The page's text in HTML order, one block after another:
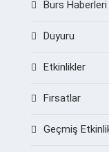
Burs Haberleri
Duyuru
Etkinlikler
Fırsatlar
Geçmiş